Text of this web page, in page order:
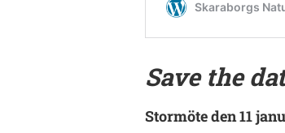
Save the
Stormöte den 11